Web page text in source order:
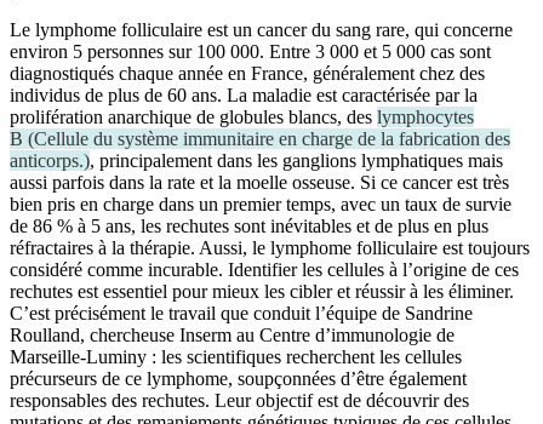
Le lymphome folliculaire est un cancer du sang rare, qui concerne
environ 5 personnes sur 100 000. Entre 3 000 et 5 000 cas sont
diagnostiqués chaque année en France, généralement chez des
individus de plus de 60 ans. La maladie est caractérisée par la
prolifération anarchique de globules blancs, des lymphocytes
B (Cellule du système immunitaire en charge de la fabrication des
anticorps.), principalement dans les ganglions lymphatiques mais
aussi parfois dans la rate et la moelle osseuse. Si ce cancer est très
bien pris en charge dans un premier temps, avec un taux de survie
de 86 % à 5 ans, les rechutes sont inévitables et de plus en plus
réfractaires à la thérapie. Aussi, le lymphome folliculaire est toujours
considéré comme incurable. Identifier les cellules à l’origine de ces
rechutes est essentiel pour mieux les cibler et réussir à les éliminer.
C’est précisément le travail que conduit l’équipe de Sandrine
Roulland, chercheuse Inserm au Centre d’immunologie de
Marseille-Luminy : les scientifiques recherchent les cellules
précurseurs de ce lymphome, soupçonnées d’être également
responsables des rechutes. Leur objectif est de découvrir des